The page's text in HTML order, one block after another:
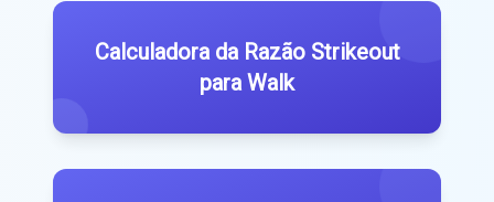
Calculadora da Razão Strikeout
para Walk